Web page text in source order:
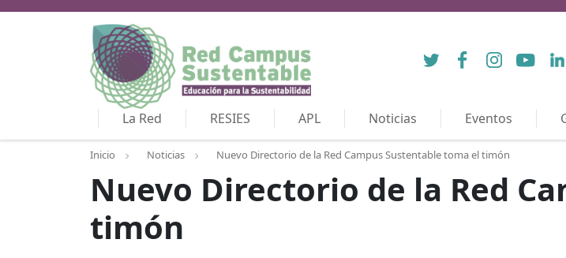
Twitter FacebookInstagramYouTube
La Red RESIES APL Noticias Eventos
Inicio Noticias Nuevo Directorio de la Red Campus Sustentable toma el timón
Nuevo Directorio de la Red
timón